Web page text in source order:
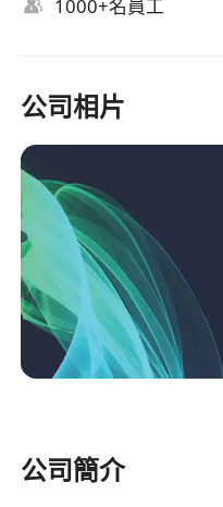
1000+名員工
公司相片
公司簡介